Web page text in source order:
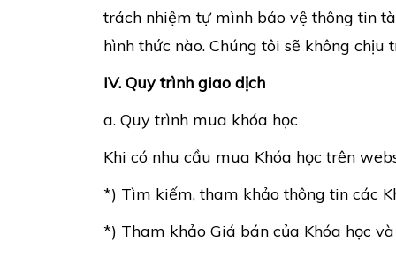
trách nhiệm tự mình bảo vệ thông tin
hình thức nào. Chúng tôi sẽ không
IV. Quy trình giao dịch
a. Quy trình mua khóa học
Khi có nhu cầu mua Khóa học trên
*) Tìm kiếm, tham khảo thông tin các
*) Tham khảo Giá bán của Khóa học